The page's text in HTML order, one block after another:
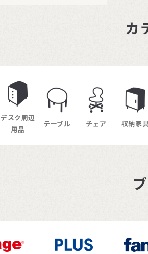
カ
デスク周辺
用品
テーブル チェア 収納家